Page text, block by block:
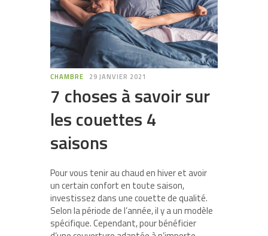
CHAMBRE 29 JANVIER 2021
7 choses à savoir sur
les couettes 4
saisons
Pour vous tenir au chaud en hiver et avoir
un certain confort en toute saison,
investissez dans une couette de qualité.
Selon la période de l’année, il y a un modèle
spécifique. Cependant, pour bénéficier